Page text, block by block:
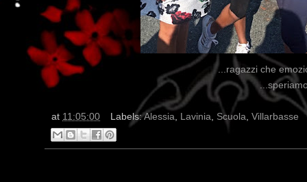
...ragazzi che
at 11:05:00 Labels:Alessia, Lavinia, Scuola, Villarbasse